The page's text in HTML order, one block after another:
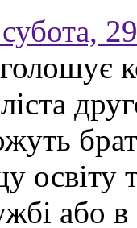
освіту
або